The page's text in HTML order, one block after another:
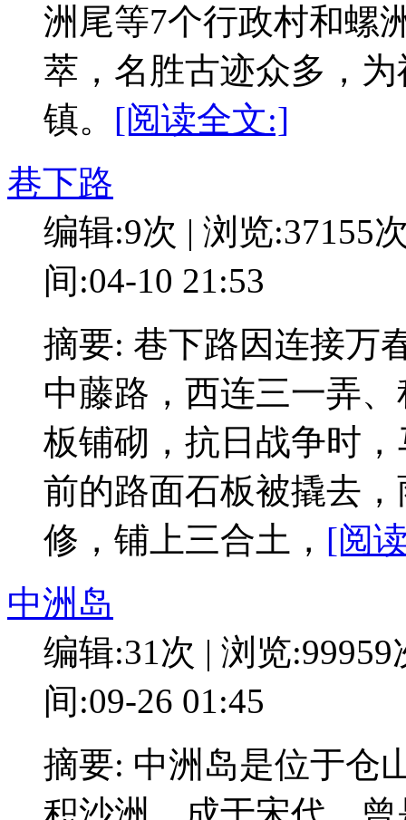
洲尾等7个行政村和螺
萃，名胜古迹众多，
镇。 [阅读全文:]
巷下路
编辑:9次 | 浏览:37155
间:04-10 21:53
摘要: 巷下路因连接万
中藤路，西连三一弄
板铺砌，抗日战争时
前的路面石板被撬去
修，铺上三合土， [阅
中洲岛
编辑:31次 | 浏览:99959
间:09-26 01:45
摘要: 中洲岛是位于仓